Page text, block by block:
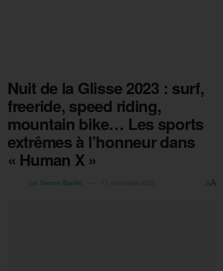
Nuit de la Glisse 2023 : surf,
freeride, speed riding,
mountain bike… Les sports
extrêmes à l’honneur dans
« Human X »
Simon Bardet AA